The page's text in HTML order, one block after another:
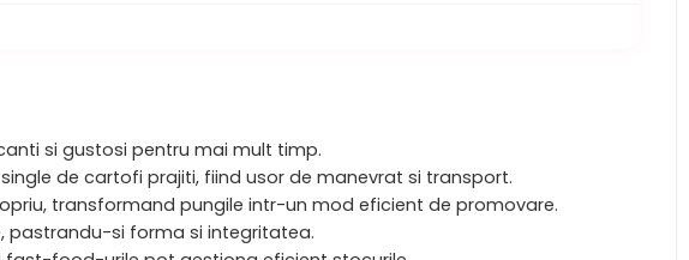
si gustosi pentru mai mult timp.
de cartofi prajiti, fiind usor de manevrat si transport.
transformand pungile intr-un mod eficient de promovare.
pastrandu-si forma si integritatea.